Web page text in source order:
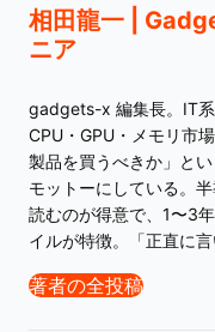
相田龍一 |
ニア
gadgets-x 編集長。IT系
CPU・GPU・メモリ市
製品を買うべきか」と
モットーにしている。
読むのが得意で、1〜3
イルが特徴。「正直に言
著者の全投稿